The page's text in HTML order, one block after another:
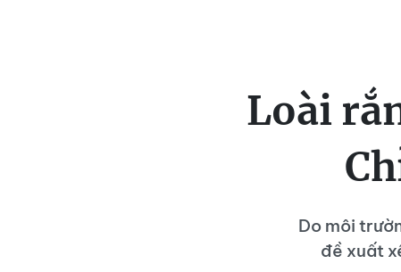
Loài
Do môi
đề xuất